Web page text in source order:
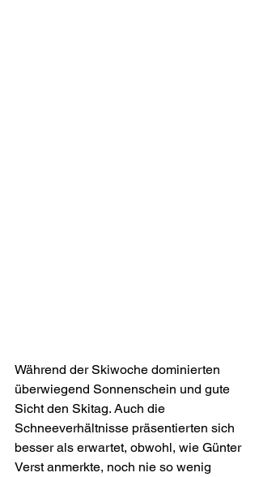
Während der Skiwoche dominierten
überwiegend Sonnenschein und gute
Sicht den Skitag. Auch die
Schneeverhältnisse präsentierten sich
besser als erwartet, obwohl, wie Günter
Verst anmerkte, noch nie so wenig